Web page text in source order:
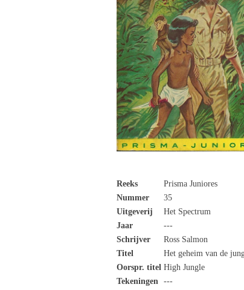
Reeks
Prisma Juniores
Nummer
35
Uitgeverij
Het Spectrum
Jaar
---
Schrijver
Ross Salmon
Titel
Het geheim van de
Oorspr. titel High Jungle
Tekeningen ---